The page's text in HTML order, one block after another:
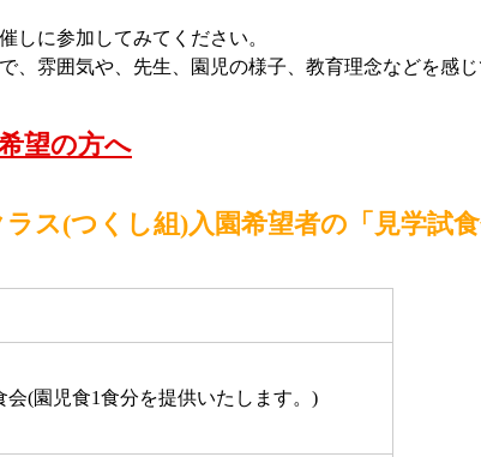
しに参加してみてください。
、雰囲気や、先生、園児の様子、教育理念などを感じ
望の方へ
ス(つくし組)入園希望者の「見学試
会(園児食1食分を提供いたします。)